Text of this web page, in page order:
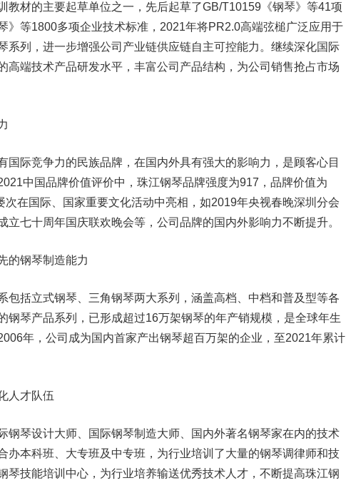
教材的主要起草单位之一，先后起草了GB/T10159《钢琴》等41项
》等1800多项企业技术标准，2021年将PR2.0高端弦槌广泛应用于
系列，进一步增强公司产业链供应链自主可控能力。继续深化国际
高端技术产品研发水平，丰富公司产品结构，为公司销售抢占市场
际竞争力的民族品牌，在国内外具有强大的影响力，是顾客心目
中国品牌价值评价中，珠江钢琴品牌强度为917，品牌价值为
次在国际、国家重要文化活动中亮相，如2019年央视春晚深圳分会
立七十周年国庆联欢晚会等，公司品牌的国内外影响力不断提升。
钢琴制造能力
括立式钢琴、三角钢琴两大系列，涵盖高档、中档和普及型等各
钢琴产品系列，已形成超过16万架钢琴的年产销规模，是全球年生
年，公司成为国内首家产出钢琴超百万架的企业，至2021年累计
人才队伍
琴设计大师、国际钢琴制造大师、国内外著名钢琴家在内的技术
办本科班、大专班及中专班，为行业培训了大量的钢琴调律师和技
琴技能培训中心，为行业培养输送优秀技术人才，不断提高珠江钢